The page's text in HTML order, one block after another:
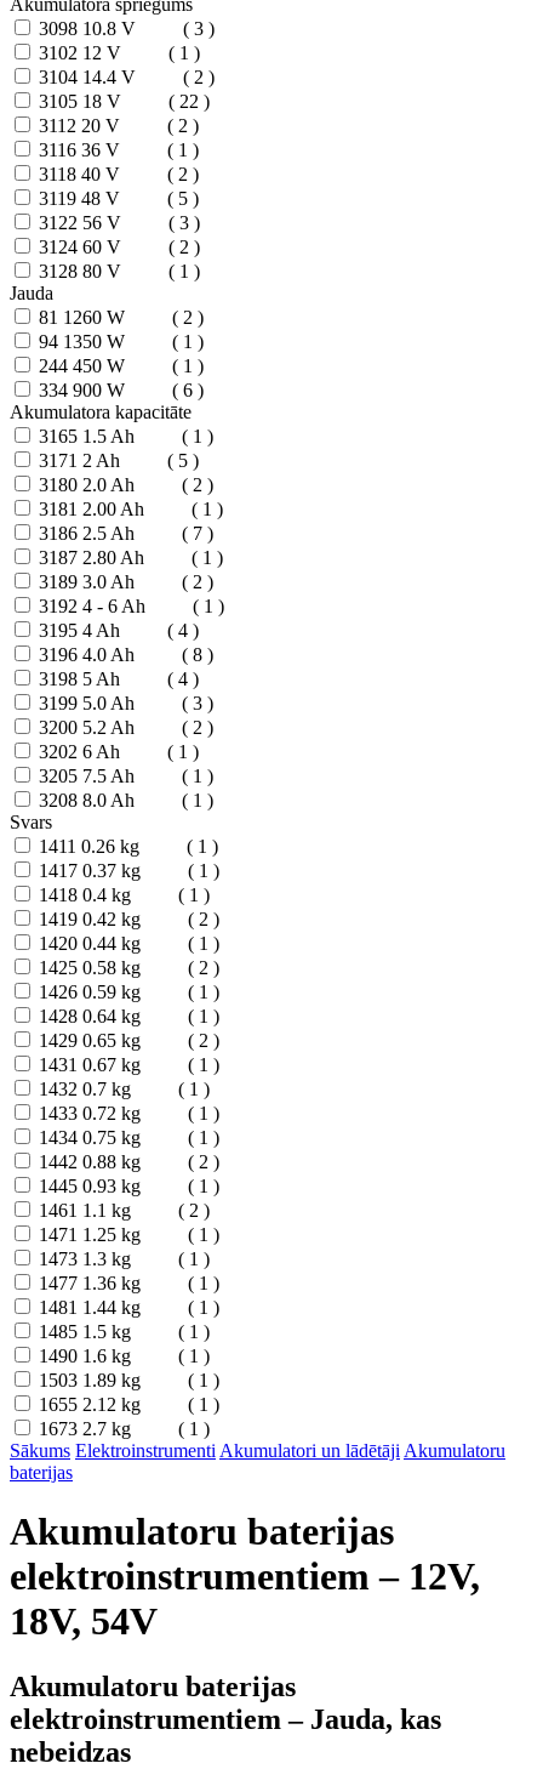
Akumulatora spriegums
3098 10.8 V
( 3 )
3102 12 V
( 1 )
3104 14.4 V
( 2 )
3105 18 V
( 22 )
3112 20 V
( 2 )
3116 36 V
( 1 )
3118 40 V
( 2 )
3119 48 V
( 5 )
3122 56 V
( 3 )
3124 60 V
( 2 )
3128 80 V
( 1 )
Jauda
81 1260 W
( 2 )
94 1350 W
( 1 )
244 450 W
( 1 )
334 900 W
( 6 )
Akumulatora kapacitāte
3165 1.5 Ah
( 1 )
3171 2 Ah
( 5 )
3180 2.0 Ah
( 2 )
3181 2.00 Ah
( 1 )
3186 2.5 Ah
( 7 )
3187 2.80 Ah
( 1 )
3189 3.0 Ah
( 2 )
3192 4 - 6 Ah
( 1 )
3195 4 Ah
( 4 )
3196 4.0 Ah
( 8 )
3198 5 Ah
( 4 )
3199 5.0 Ah
( 3 )
3200 5.2 Ah
( 2 )
3202 6 Ah
( 1 )
3205 7.5 Ah
( 1 )
3208 8.0 Ah
( 1 )
Svars
1411 0.26 kg
( 1 )
1417 0.37 kg
( 1 )
1418 0.4 kg
( 1 )
1419 0.42 kg
( 2 )
1420 0.44 kg
( 1 )
1425 0.58 kg
( 2 )
1426 0.59 kg
( 1 )
1428 0.64 kg
( 1 )
1429 0.65 kg
( 2 )
1431 0.67 kg
( 1 )
1432 0.7 kg
( 1 )
1433 0.72 kg
( 1 )
1434 0.75 kg
( 1 )
1442 0.88 kg
( 2 )
1445 0.93 kg
( 1 )
1461 1.1 kg
( 2 )
1471 1.25 kg
( 1 )
1473 1.3 kg
( 1 )
1477 1.36 kg
( 1 )
1481 1.44 kg
( 1 )
1485 1.5 kg
( 1 )
1490 1.6 kg
( 1 )
1503 1.89 kg
( 1 )
1655 2.12 kg
( 1 )
1673 2.7 kg
( 1 )
Sākums Elektroinstrumenti Akumulatori un lādētāji Akumulatoru
baterijas
Akumulatoru baterijas
elektroinstrumentiem – 12V,
18V, 54V
Akumulatoru baterijas
elektroinstrumentiem – Jauda, kas
nebeidzas